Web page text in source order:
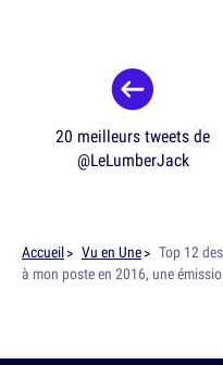
20 meilleurs tweets de
@LeLumberJack
Accueil Vu en Une
Top 12
à mon poste en 2016, une